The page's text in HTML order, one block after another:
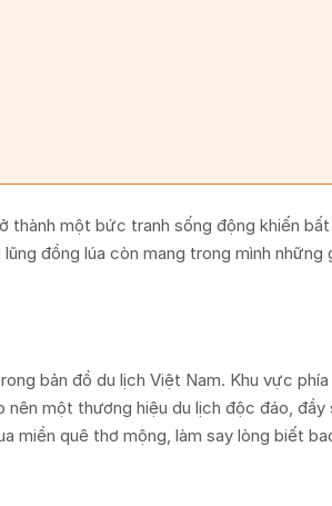
thành một bức tranh sống động khiến
đồng lúa còn mang trong mình những
bản đồ du lịch Việt Nam. Khu vực
một thương hiệu du lịch độc đáo, đầy
miền quê thơ mộng, làm say lòng biết